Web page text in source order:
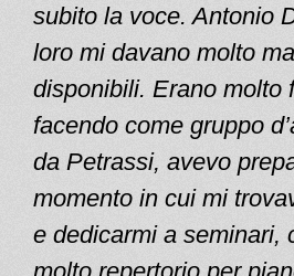
subito la voce. Antonio
loro mi davano molto
disponibili. Erano molto
facendo come gruppo
da Petrassi, avevo
momento in cui mi
e dedicarmi a seminari,